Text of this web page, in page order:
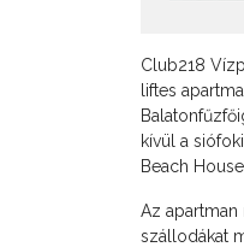
Club218
liftes
kívül a
Beach
Az
szállodákat